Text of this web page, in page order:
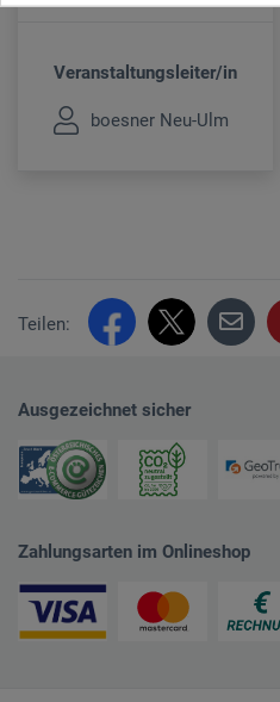
Veranstaltungsleiter/in
boesner Neu-Ulm
Teilen:
Ausgezeichnet sicher
Zahlungsarten im Onlineshop